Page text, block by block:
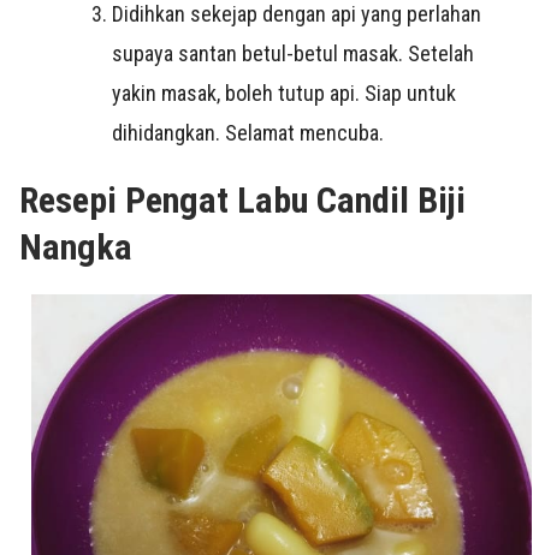
Didihkan sekejap dengan api yang perlahan
supaya santan betul-betul masak. Setelah
yakin masak, boleh tutup api. Siap untuk
dihidangkan. Selamat mencuba.
Resepi Pengat Labu Candil Biji
Nangka